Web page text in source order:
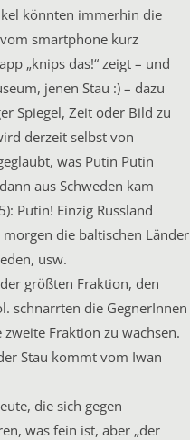
könnten immerhin die
smartphone kurz
„knips das!“ zeigt – und
jenen Stau :) – dazu
Spiegel, Zeit oder Bild zu
derzeit selbst von
was Putin Putin
aus Schweden kam
Putin! Einzig Russland
die baltischen Länder
usw.
größten Fraktion, den
schnarrten die GegnerInnen
Fraktion zu wachsen.
Stau kommt vom Iwan
die sich gegen
was fein ist, aber „der